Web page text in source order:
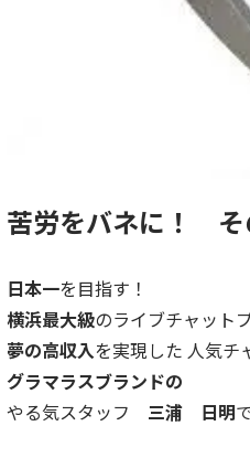
苦労をバネに！ そ
日本一を目指す！
横浜最大級のライブチャット
夢の高収入を実現した 人気チ
グラマラスブランドの
やる気スタッフ 三浦 日明